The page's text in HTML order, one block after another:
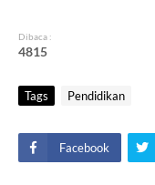
Dibaca :
4815
Tags Pendidikan
Facebook